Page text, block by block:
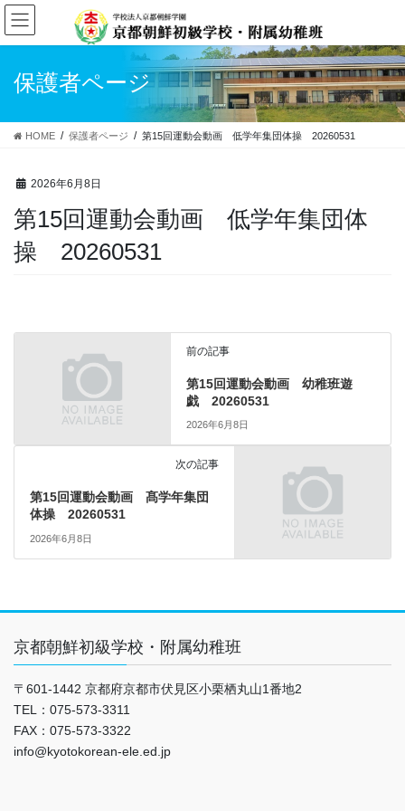
コ
ン
テ
ス
ナ
ビ
ゲ
ン
保護者ページ
HOME 保護者ページ 第15回運動会動画 低学年集団体操 20260531
2026年6月8日
第15回運動会動画 低学年集団体
操 20260531
前の記事
第15回運動会動画 幼稚班遊
戯 20260531
2026年6月8日
次の記事
第15回運動会動画 髙学年集団
体操 20260531
2026年6月8日
京都朝鮮初級学校・附属幼稚班
〒601-1442 京都府京都市伏見区小栗栖丸山1番地2
TEL：075-573-3311
FAX：075-573-3322
info@kyotokorean-ele.ed.jp